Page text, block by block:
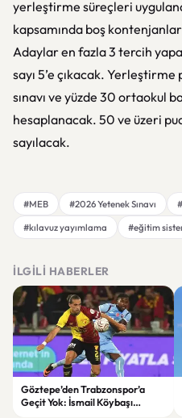
yerleştirme süreçleri
kapsamında boş
Adaylar en fazla 3 tercih
sayı 5’e çıkacak.
sınavı ve yüzde 30 ortaokul
hesaplanacak. 50 ve üzeri
sayılacak.
#MEB #2026 Yetenek Sınavı
#kılavuz yayımlama
#eğitim
İLGILI HABERLER
Göztepe’den Trabzonspor’a
Geçit Yok: İsmail Köybaşı